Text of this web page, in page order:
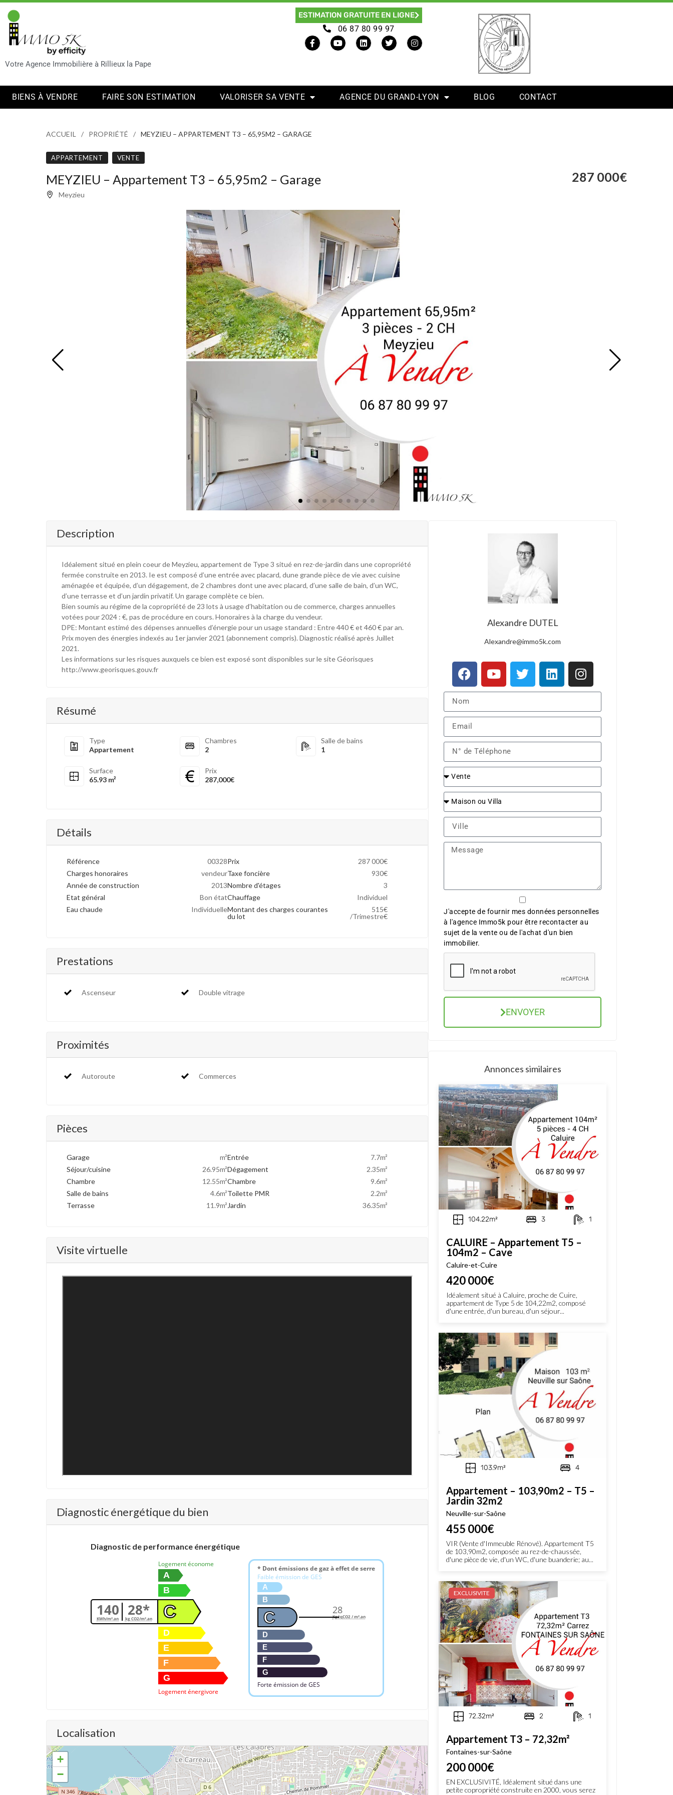
Votre Agence Immobilière à Rillieux la Pape
ESTIMATION GRATUITE EN LIGNE
06 87 80 99 97
BIENS À VENDRE FAIRE SON ESTIMATION VALORISER SA VENTE AGENCE DU GRAND-LYON BLOG CONTACT
ACCUEIL PROPRIÉTÉ MEYZIEU – APPARTEMENT T3 – 65,95M2 – GARAGE
APPARTEMENT VENTE
MEYZIEU – Appartement T3 – 65,95m2 – Garage
Meyzieu
287 000€
Description
Idéalement situé en plein coeur de Meyzieu, appartement de Type 3 situé en rez-de-jardin dans une copropriété
fermée construite en 2013. Ie est composé d’une entrée avec placard, dune grande pièce de vie avec cuisine
aménagée et équipée, d’un dégagement, de 2 chambres dont une avec placard, d’une salle de bain, d’un WC,
d’une terrasse et d’un jardin privatif. Un garage complète ce bien.
Bien soumis au régime de la copropriété de 23 lots à usage d’habitation ou de commerce, charges annuelles
votées pour 2024 : €, pas de procédure en cours. Honoraires à la charge du vendeur.
DPE: Montant estimé des dépenses annuelles d’énergie pour un usage standard : Entre 440 € et 460 € par an.
Prix moyen des énergies indexés au 1er janvier 2021 (abonnement compris). Diagnostic réalisé après Juillet
2021.
Les informations sur les risques auxquels ce bien est exposé sont disponibles sur le site Géorisques
http://www.georisques.gouv.fr
Résumé
Type
Appartement
Chambres
2
Salle de bains
1
Surface
65.93 m²
Prix
287,000€
Détails
Référence 00328Prix
287 000€
Charges honoraires
vendeurTaxe foncière
930€
Année de construction
2013Nombre d'étages
3
Etat général
Bon étatChauffage
Individuel
Eau chaude
IndividuelleMontant des charges courantes
du lot
515€
/Trimestre€
Prestations
Ascenseur Double vitrage
Proximités
Autoroute Commerces
Pièces
Garage m²Entrée
7.7m²
Séjour/cuisine
26.95m²Dégagement
2.35m²
Chambre
12.55m²Chambre
9.6m²
Salle de bains
4.6m²Toilette PMR
2.2m²
Terrasse
11.9m² Jardin 36.35m²
Visite virtuelle
Diagnostic énergétique du bien
Diagnostic de performance énergétique
140
KWh/m².an 28*
kg CO2/m².an
Logement économe
A
B
C
D
E
F
G
Logement énergivore
* Dont émissions de gaz à effet de serre
Faible émission de GES
A
B
C
D
E
F
G
Forte émission de GES
28
KgéqCO2 / m².an
Localisation
+
−
Alexandre DUTEL
Alexandre@immo5k.com
J'accepte de fournir mes données personnelles
à l'agence Immo5k pour être recontacter au
sujet de la vente ou de l'achat d'un bien
immobilier.
ENVOYER
Annonces similaires
104.22m² 3 1
CALUIRE – Appartement T5 –
104m2 – Cave
Caluire-et-Cuire
420 000€
Idéalement situé à Caluire, proche de Cuire,
appartement de Type 5 de 104,22m2, composé
d'une entrée, d'un bureau, d'un séjour...
103.9m² 4
Appartement – 103,90m2 – T5 –
Jardin 32m2
Neuville-sur-Saône
455 000€
VIR (Vente d'Immeuble Rénové). Appartement T5
de 103,90m2, composée au rez-de-chaussée,
d'une pièce de vie, d'un WC, d'une buanderie; au...
EXCLUSIVITE
72.32m² 2 1
Appartement T3 – 72,32m²
Fontaines-sur-Saône
200 000€
EN EXCLUSIVITÉ, Idéalement situé dans une
petite copropriété construite en 2000, vous serez